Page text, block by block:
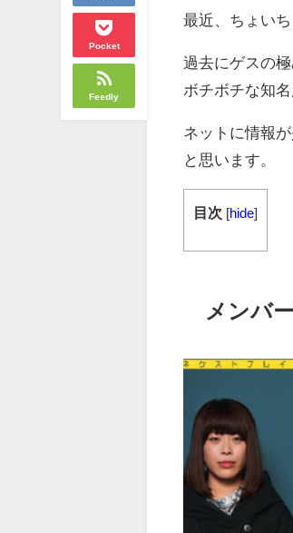
Pocket
Feedly
最近、ちょい
過去にゲスの
ボチボチな知名
ネットに情報
と思います。
目次 hide
メンバ